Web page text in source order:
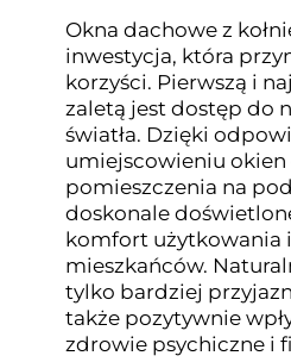
Okna dachowe z
inwestycja, która
korzyści. Pierwszą i
zaletą jest dostęp do
światła. Dzięki
umiejscowieniu
pomieszczenia na
doskonale
komfort użytkowania
mieszkańców.
tylko bardziej
także pozytywnie
zdrowie psychiczne i